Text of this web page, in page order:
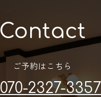
Contact
ご予約はこちら
070-2327-3357